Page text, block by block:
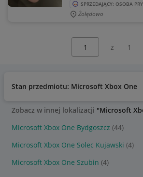
SPRZEDAJĄCY: OSOBA
Żołędowo
z 1
Stan przedmiotu: Microsoft Xbox One
Zobacz w innej lokalizacji "Microsoft
Microsoft Xbox One Bydgoszcz (44)
Microsoft Xbox One Solec Kujawski (4)
Microsoft Xbox One Szubin (4)